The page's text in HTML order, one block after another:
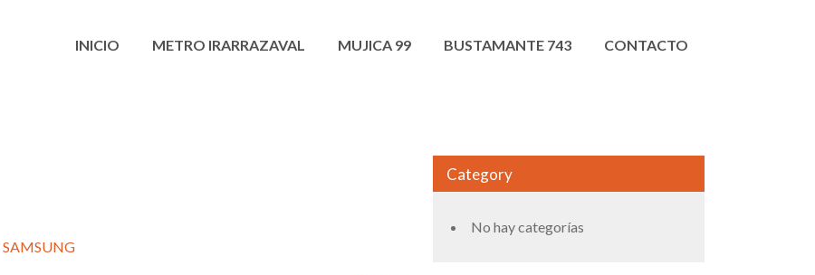
INICIO METRO IRARRAZAVAL MUJICA 99 BUSTAMANTE 743 CONTACTO
SAMSUNG
Category
No hay categorías